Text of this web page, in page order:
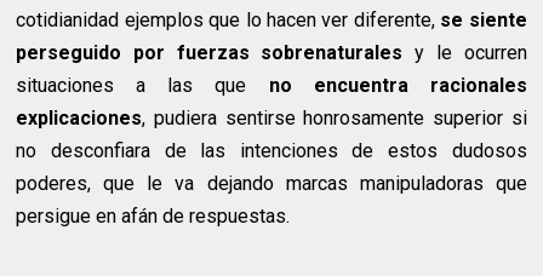
cotidianidad ejemplos que lo hacen ver diferente, se siente
perseguido por fuerzas sobrenaturales y le ocurren
situaciones a las que no encuentra racionales
explicaciones, pudiera sentirse honrosamente superior si
no desconfiara de las intenciones de estos dudosos
poderes, que le va dejando marcas manipuladoras que
persigue en afán de respuestas.